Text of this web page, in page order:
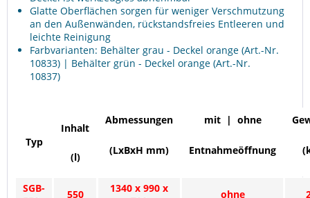
Glatte Oberflächen sorgen für weniger Verschmutzung
an den Außenwänden, rückstandsfreies Entleeren und
leichte Reinigung
Farbvarianten: Behälter grau - Deckel orange (Art.-Nr.
10833) | Behälter grün - Deckel orange (Art.-Nr.
10837)
Typ
Inhalt
(l)
Abmessungen
(LxBxH mm)
mit | ohne
Entnahmeöffnung
SGB-
550
1340 x 990 x
ohne